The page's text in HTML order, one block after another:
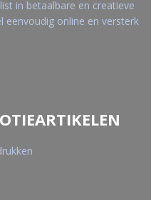
in betaalbare en creatieve
online en versterk